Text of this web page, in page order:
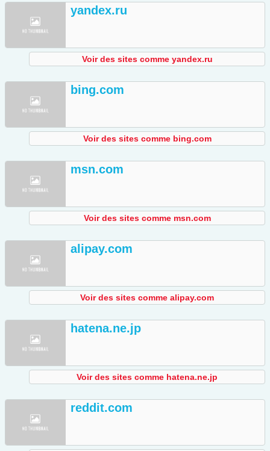
yandex.ru
Voir des sites comme yandex.ru
bing.com
Voir des sites comme bing.com
msn.com
Voir des sites comme msn.com
alipay.com
Voir des sites comme alipay.com
hatena.ne.jp
Voir des sites comme hatena.ne.jp
reddit.com